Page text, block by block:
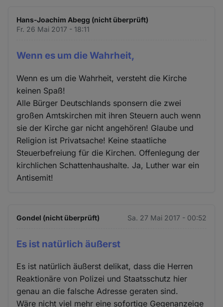
Hans-Joachim Abegg (nicht überprüft)
Fr. 26 Mai 2017 - 18:11
Wenn es um die Wahrheit,
Wenn es um die Wahrheit, versteht die Kirche
keinen Spaß!
Alle Bürger Deutschlands sponsern die zwei
großen Amtskirchen mit ihren Steuern auch wenn
sie der Kirche gar nicht angehören! Glaube und
Religion ist Privatsache! Keine staatliche
Steuerbefreiung für die Kirchen. Offenlegung der
kirchlichen Schattenhaushalte. Ja, Luther war ein
Antisemit!
Gondel (nicht überprüft) Sa. 27 Mai 2017 - 00:52
Es ist natürlich äußerst
Es ist natürlich äußerst delikat, dass die Herren
Reaktionäre von Polizei und Staatsschutz hier
genau an die falsche Adresse geraten sind.
Wäre nicht viel mehr eine sofortige Gegenanzeige